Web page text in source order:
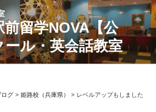
留学NOVA【公
ル・英会話教室
ログ > 姫路校（兵庫県） > レベルアップもしました